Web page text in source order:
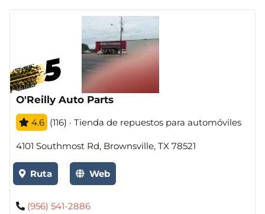
O'Reilly Auto Parts
4.6 (116) · Tienda de repuestos para automóviles
4101 Southmost Rd, Brownsville, TX 78521
Ruta Web
(956) 541-2886